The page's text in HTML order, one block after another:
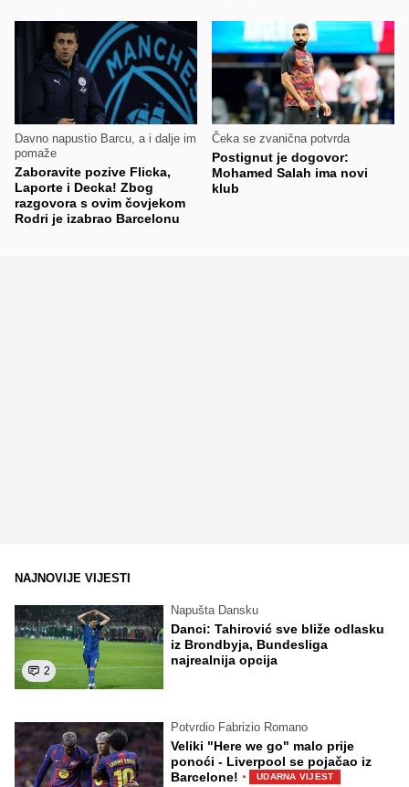
Davno napustio Barcu, a i dalje im
pomaže
Zaboravite pozive Flicka,
Laporte i Decka! Zbog
razgovora s ovim čovjekom
Rodri je izabrao Barcelonu
Čeka se zvanična potvrda
Postignut je dogovor:
Mohamed Salah ima novi
klub
NAJNOVIJE VIJESTI
2
Napušta Dansku
Danci: Tahirović sve bliže odlasku
iz Brondbyja, Bundesliga
najrealnija opcija
Potvrdio Fabrizio Romano
Veliki "Here we go" malo prije
ponoći - Liverpool se pojačao iz
Barcelone! · UDARNA VIJEST